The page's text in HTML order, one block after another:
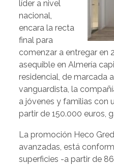
líder a nivel
nacional,
encara la recta
final para
comenzar a entregar en
asequible en Almería
residencial, de marcada
vanguardista, la
a jóvenes y familias con
partir de 150.000 euros,
La promoción Heco
avanzadas, está
superficies -a partir de